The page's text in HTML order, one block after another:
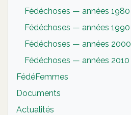
Fédéchoses — années 1980
Fédéchoses — années 1990
Fédéchoses — années 2000
Fédéchoses — années 2010
FédéFemmes
Documents
Actualités